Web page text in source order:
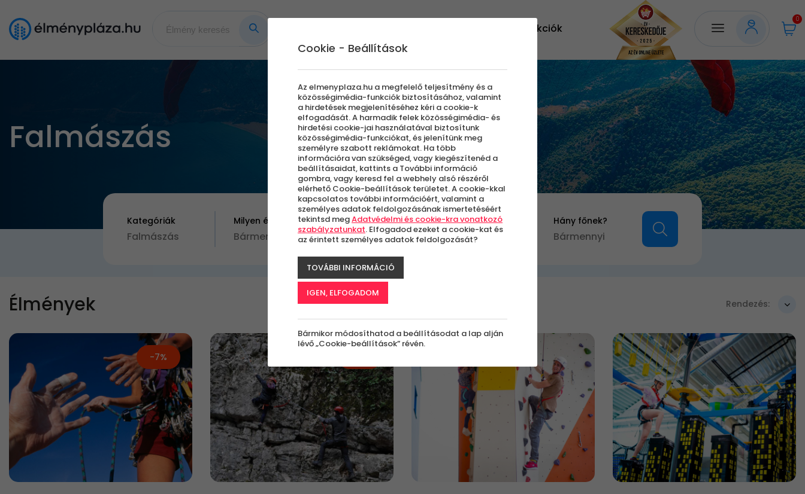
Akciók
0
Falmászás
Kategóriák
Falmászás
Milyen értékben?
Bármennyi
Kinek szól az
élmény?
Milyen alkalomra?
Bármilyen
Hány főnek?
Bármennyi
Élmények Rendezés:
-7%
Cookie - Beállítások
Az elmenyplaza.hu a megfelelő teljesítmény és a
közösségimédia-funkciók biztosításához, valamint
a hirdetések megjelenítéséhez kéri a cookie-k
elfogadását. A harmadik felek közösségimédia- és
hirdetési cookie-jai használatával biztosítunk
közösségimédia-funkciókat, és jelenítünk meg
személyre szabott reklámokat. Ha több
információra van szükséged, vagy kiegészítenéd a
beállításaidat, kattints a További információ
gombra, vagy keresd fel a webhely alsó részéről
elérhető Cookie-beállítások területet. A cookie-kkal
kapcsolatos további információért, valamint a
személyes adatok feldolgozásának ismertetéséért
tekintsd megAdatvédelmi és cookie-kra vonatkozó
szabályzatunkat. Elfogadod ezeket a cookie-kat és
az érintett személyes adatok feldolgozását?
TOVÁBBI INFORMÁCIÓ
IGEN, ELFOGADOM
Bármikor módosíthatod a beállításodat a lap alján
lévő „Cookie-beállítások” révén.